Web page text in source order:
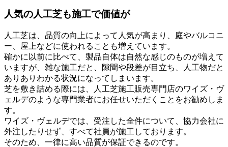
人気の人工芝も施工で価値が
人工芝は、品質の向上によって人気が高まり、庭やバルコニ
ー、屋上などに使われることも増えています。
確かに以前に比べて、製品自体は自然な感じのものが増えて
いますが、雑な施工だと、隙間や段差が目立ち、人工物だと
ありありわかる状況になってしまいます。
芝を敷き詰める際には、人工芝施工販売専門店のワイズ・ヴ
ェルデのような専門業者にお任せいただくことをお勧めしま
す。
ワイズ・ヴェルデでは、受注した全件について、協力会社に
外注したりせず、すべて社員が施工しております。
そのため、一律に高い品質が保証できるのです。